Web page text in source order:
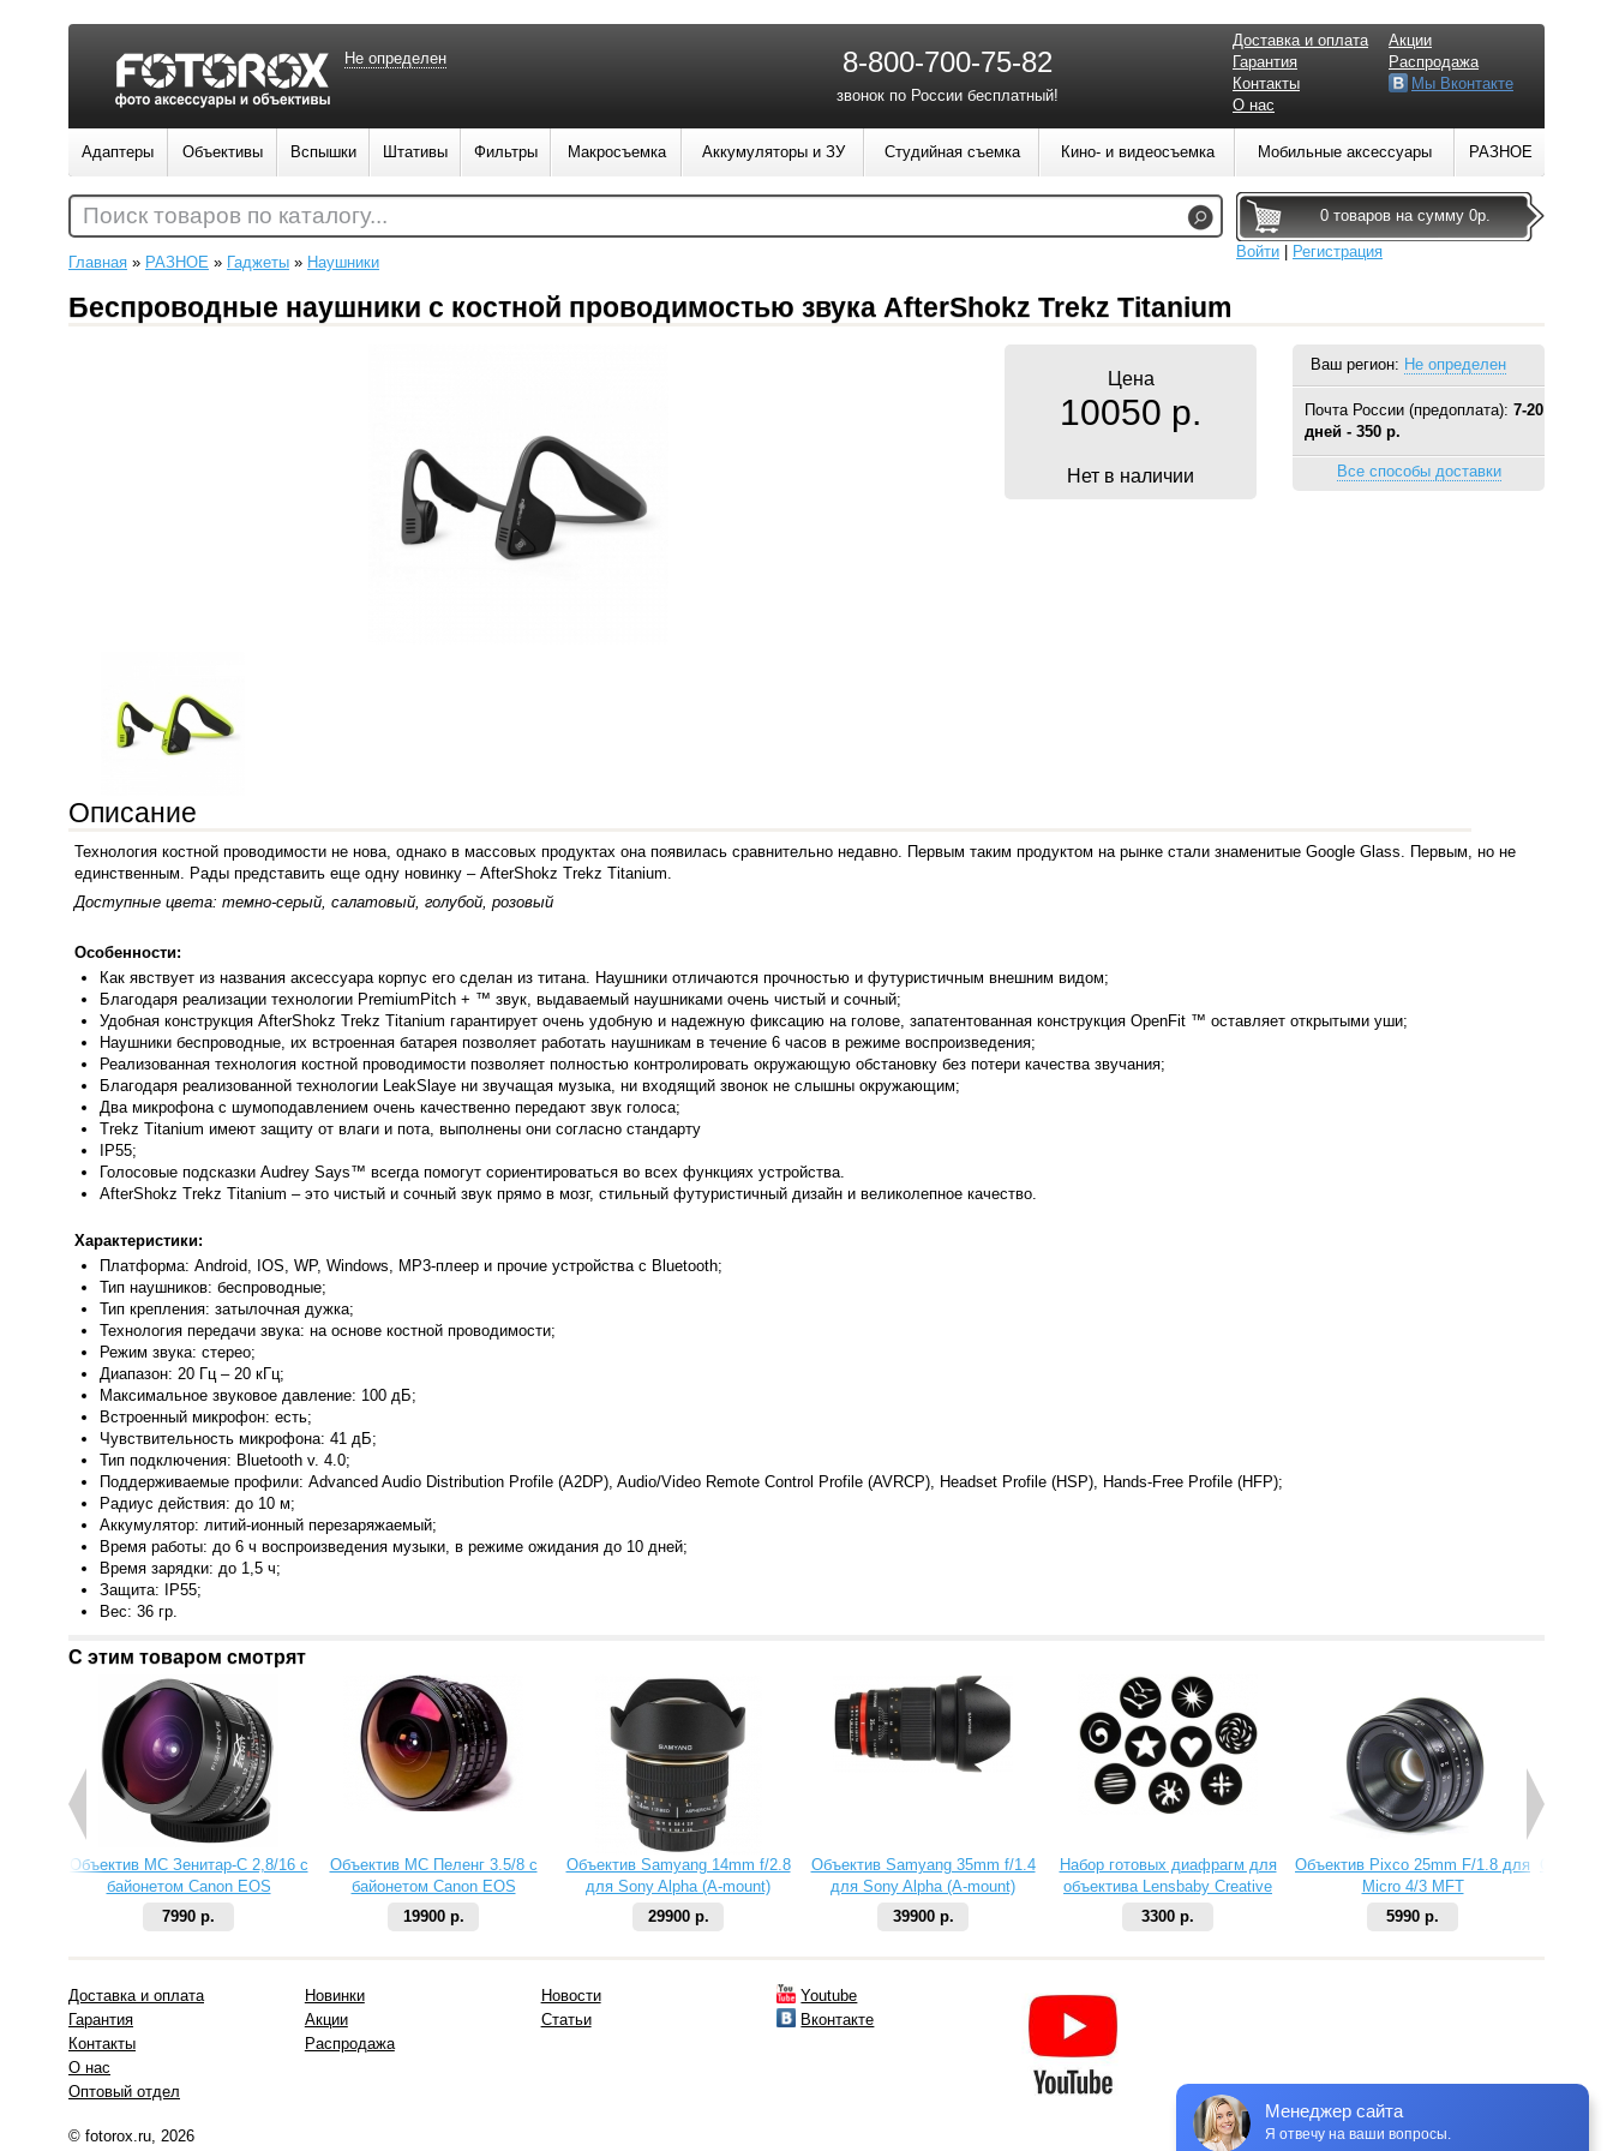
Главная » РАЗНОЕ » Гаджеты » Наушники
Беспроводные наушники с костной проводимостью звука AfterShokz Trekz Titanium
Ваш регион: Не определен
Почта России (предоплата): 7-20
дней - 350 р.
Все способы доставки
Цена
10050 р.
Нет в наличии
Описание
Технология костной проводимости не нова, однако в массовых продуктах она появилась сравнительно недавно. Первым таким продуктом на рынке стали знаменитые Google Glass. Первым, но не
единственным. Рады представить еще одну новинку – AfterShokz Trekz Titanium.
Доступные цвета: темно-серый, салатовый, голубой, розовый
Особенности:
Как явствует из названия аксессуара корпус его сделан из титана. Наушники отличаются прочностью и футуристичным внешним видом;
Благодаря реализации технологии PremiumPitch + ™ звук, выдаваемый наушниками очень чистый и сочный;
Удобная конструкция AfterShokz Trekz Titanium гарантирует очень удобную и надежную фиксацию на голове, запатентованная конструкция OpenFit ™ оставляет открытыми уши;
Наушники беспроводные, их встроенная батарея позволяет работать наушникам в течение 6 часов в режиме воспроизведения;
Реализованная технология костной проводимости позволяет полностью контролировать окружающую обстановку без потери качества звучания;
Благодаря реализованной технологии LeakSlaye ни звучащая музыка, ни входящий звонок не слышны окружающим;
Два микрофона с шумоподавлением очень качественно передают звук голоса;
Trekz Titanium имеют защиту от влаги и пота, выполнены они согласно стандарту
IP55;
Голосовые подсказки Audrey Says™ всегда помогут сориентироваться во всех функциях устройства.
AfterShokz Trekz Titanium – это чистый и сочный звук прямо в мозг, стильный футуристичный дизайн и великолепное качество.
Характеристики:
Платформа: Android, IOS, WP, Windows, MP3-плеер и прочие устройства с Bluetooth;
Тип наушников: беспроводные;
Тип крепления: затылочная дужка;
Технология передачи звука: на основе костной проводимости;
Режим звука: стерео;
Диапазон: 20 Гц – 20 кГц;
Максимальное звуковое давление: 100 дБ;
Встроенный микрофон: есть;
Чувствительность микрофона: 41 дБ;
Тип подключения: Bluetooth v. 4.0;
Поддерживаемые профили: Advanced Audio Distribution Profile (A2DP), Audio/Video Remote Control Profile (AVRCP), Headset Profile (HSP), Hands-Free Profile (HFP);
Радиус действия: до 10 м;
Аккумулятор: литий-ионный перезаряжаемый;
Время работы: до 6 ч воспроизведения музыки, в режиме ожидания до 10 дней;
Время зарядки: до 1,5 ч;
Защита: IP55;
Вес: 36 гр.
С этим товаром смотрят
Объектив МС Зенитар-C 2,8/16 с
байонетом Canon EOS
7990 р.
Объектив МС Пеленг 3.5/8 с
байонетом Canon EOS
19900 р.
Объектив Samyang 14mm f/2.8
для Sony Alpha (A-mount)
29900 р.
Объектив Samyang 35mm f/1.4
для Sony Alpha (A-mount)
39900 р.
Набор готовых диафрагм для
объектива Lensbaby Creative
Aperture Kit 2
3300 р.
Объектив Pixco 25mm F/1.8 для
Micro 4/3 MFT
5990 р.
Не определен 8-800-700-75-82
звонок по России бесплатный!
Доставка и оплата
Гарантия
Контакты
О нас
Акции
Распродажа
Мы Вконтакте
Адаптеры Объективы Вспышки Штативы Фильтры Макросъемка Аккумуляторы и ЗУ Студийная съемка Кино- и видеосъемка Мобильные аксессуары РАЗНОЕ
0 товаров на сумму 0р.
Войти
Регистрация
Поиск товаров по каталогу...
Доставка и оплата
Гарантия
Контакты
О нас
Оптовый отдел
Новинки
Акции
Распродажа
Новости
Статьи
Youtube
Вконтакте
© fotorox.ru, 2026
Менеджер сайта
Я отвечу на ваши вопросы.